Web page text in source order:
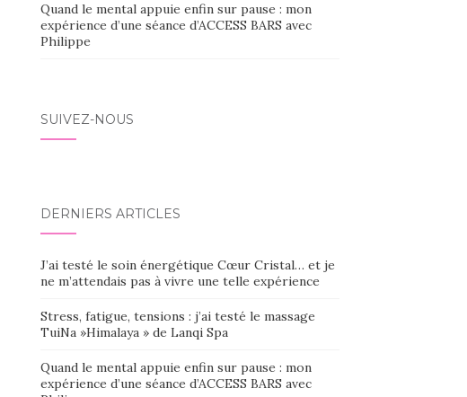
Quand le mental appuie enfin sur pause : mon
expérience d’une séance d’ACCESS BARS avec
Philippe
SUIVEZ-NOUS
DERNIERS ARTICLES
J’ai testé le soin énergétique Cœur Cristal… et je
ne m’attendais pas à vivre une telle expérience
Stress, fatigue, tensions : j’ai testé le massage
TuiNa »Himalaya » de Lanqi Spa
Quand le mental appuie enfin sur pause : mon
expérience d’une séance d’ACCESS BARS avec